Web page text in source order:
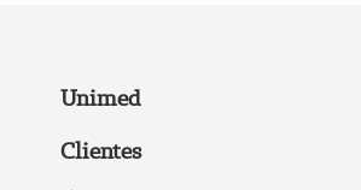
Unimed
Clientes